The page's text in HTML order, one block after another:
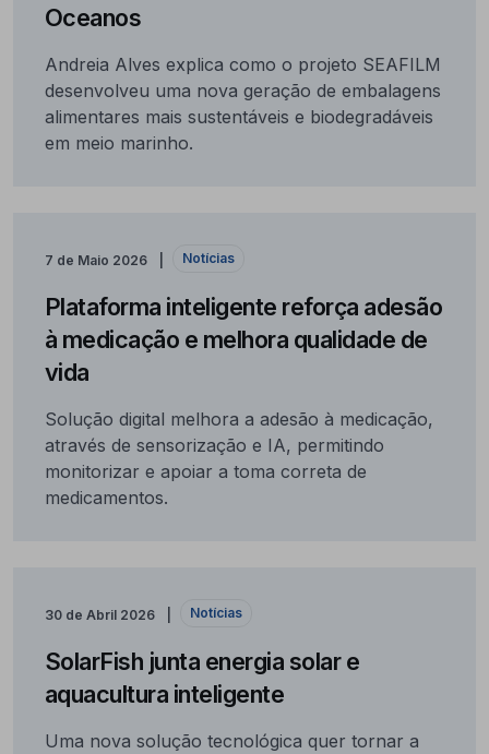
Oceanos
Andreia Alves explica como o projeto SEAFILM
desenvolveu uma nova geração de embalagens
alimentares mais sustentáveis e biodegradáveis
em meio marinho.
7 de Maio 2026 Notícias
Plataforma inteligente reforça adesão
à medicação e melhora qualidade de
vida
Solução digital melhora a adesão à medicação,
através de sensorização e IA, permitindo
monitorizar e apoiar a toma correta de
medicamentos.
30 de Abril 2026 Notícias
SolarFish junta energia solar e
aquacultura inteligente
Uma nova solução tecnológica quer tornar a